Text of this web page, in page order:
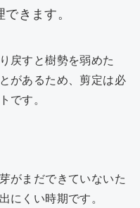
きます。
戻すと樹勢を弱めた
があるため、剪定は必
です。
がまだできていないた
にくい時期です。